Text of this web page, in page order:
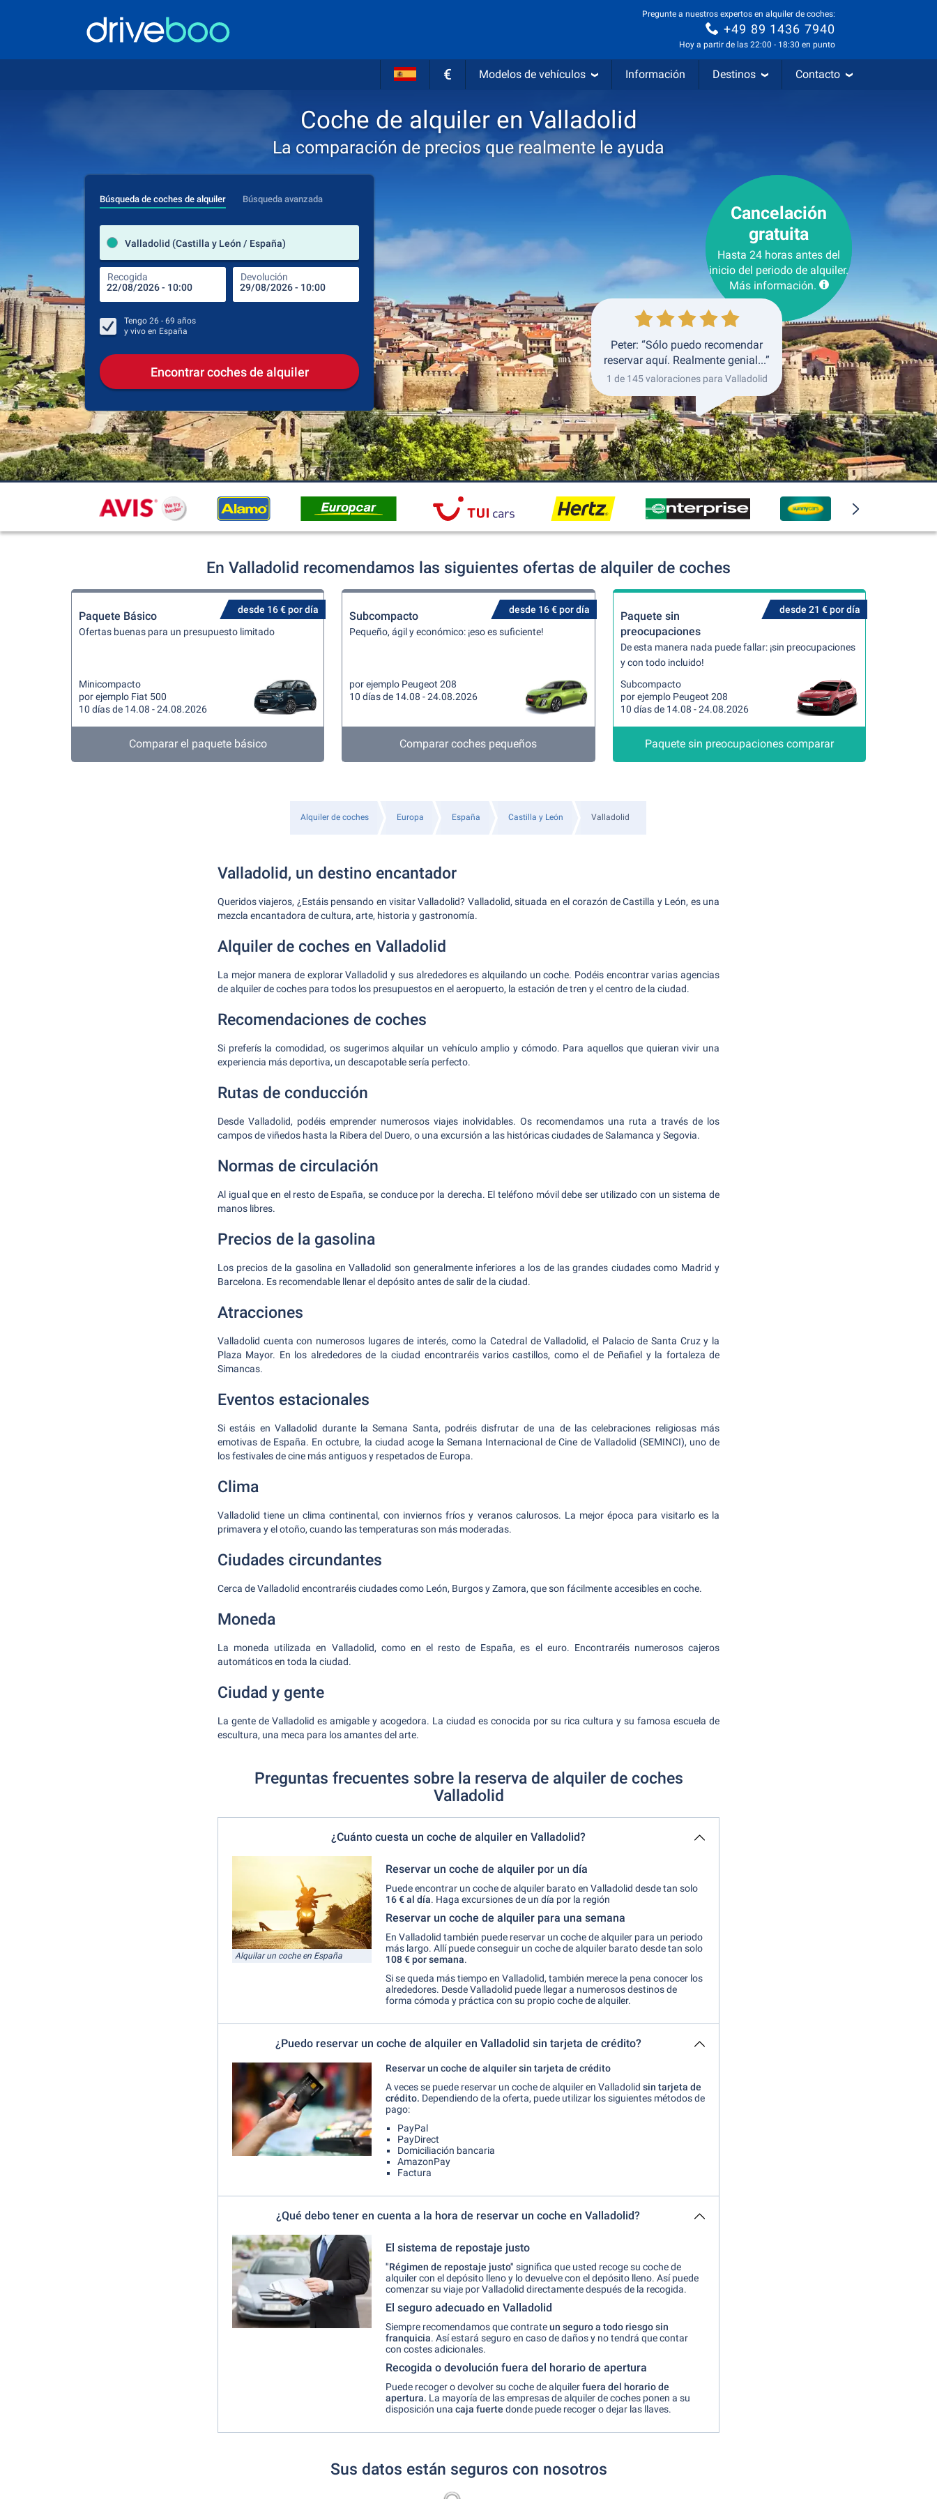
Pregunte a nuestros expertos en alquiler de coches:
+49 89 1436 7940
Hoy a partir de las 22:00 - 18:30 en punto
€ Modelos de vehículos Información Destinos Contacto
Coche de alquiler en Valladolid
La comparación de precios que realmente le ayuda
Búsqueda de coches de alquiler Búsqueda avanzada
Valladolid (Castilla y León / España)
Recogida Devolución
lugar de alquiler
Recogida Devolución
Tengo 26 - 69 años
y vivo en España
Encontrar coches de alquiler
Cancelación
gratuita
Hasta 24 horas antes del
inicio del periodo de alquiler.
Más información.
Peter: “Sólo puedo recomendar
reservar aquí. Realmente genial...”
1 de 145 valoraciones para Valladolid
En Valladolid recomendamos las siguientes ofertas de alquiler de coches
desde 16 € por día
Paquete Básico
Ofertas buenas para un presupuesto limitado
Minicompacto
por ejemplo Fiat 500
10 días de 14.08 - 24.08.2026
Comparar el paquete básico
desde 16 € por día
Subcompacto
Pequeño, ágil y económico: ¡eso es suficiente!
por ejemplo Peugeot 208
10 días de 14.08 - 24.08.2026
Comparar coches pequeños
desde 21 € por día
Paquete sin
preocupaciones
De esta manera nada puede fallar: ¡sin preocupaciones
y con todo incluido!
Subcompacto
por ejemplo Peugeot 208
10 días de 14.08 - 24.08.2026
Paquete sin preocupaciones comparar
Alquiler de coches Europa España Castilla y León Valladolid
Valladolid, un destino encantador
Queridos viajeros, ¿Estáis pensando en visitar Valladolid? Valladolid, situada en el corazón de Castilla y León, es una
mezcla encantadora de cultura, arte, historia y gastronomía.
Alquiler de coches en Valladolid
La mejor manera de explorar Valladolid y sus alrededores es alquilando un coche. Podéis encontrar varias agencias
de alquiler de coches para todos los presupuestos en el aeropuerto, la estación de tren y el centro de la ciudad.
Recomendaciones de coches
Si preferís la comodidad, os sugerimos alquilar un vehículo amplio y cómodo. Para aquellos que quieran vivir una
experiencia más deportiva, un descapotable sería perfecto.
Rutas de conducción
Desde Valladolid, podéis emprender numerosos viajes inolvidables. Os recomendamos una ruta a través de los
campos de viñedos hasta la Ribera del Duero, o una excursión a las históricas ciudades de Salamanca y Segovia.
Normas de circulación
Al igual que en el resto de España, se conduce por la derecha. El teléfono móvil debe ser utilizado con un sistema de
manos libres.
Precios de la gasolina
Los precios de la gasolina en Valladolid son generalmente inferiores a los de las grandes ciudades como Madrid y
Barcelona. Es recomendable llenar el depósito antes de salir de la ciudad.
Atracciones
Valladolid cuenta con numerosos lugares de interés, como la Catedral de Valladolid, el Palacio de Santa Cruz y la
Plaza Mayor. En los alrededores de la ciudad encontraréis varios castillos, como el de Peñafiel y la fortaleza de
Simancas.
Eventos estacionales
Si estáis en Valladolid durante la Semana Santa, podréis disfrutar de una de las celebraciones religiosas más
emotivas de España. En octubre, la ciudad acoge la Semana Internacional de Cine de Valladolid (SEMINCI), uno de
los festivales de cine más antiguos y respetados de Europa.
Clima
Valladolid tiene un clima continental, con inviernos fríos y veranos calurosos. La mejor época para visitarlo es la
primavera y el otoño, cuando las temperaturas son más moderadas.
Ciudades circundantes
Cerca de Valladolid encontraréis ciudades como León, Burgos y Zamora, que son fácilmente accesibles en coche.
Moneda
La moneda utilizada en Valladolid, como en el resto de España, es el euro. Encontraréis numerosos cajeros
automáticos en toda la ciudad.
Ciudad y gente
La gente de Valladolid es amigable y acogedora. La ciudad es conocida por su rica cultura y su famosa escuela de
escultura, una meca para los amantes del arte.
Preguntas frecuentes sobre la reserva de alquiler de coches
Valladolid
¿Cuánto cuesta un coche de alquiler en Valladolid?
Alquilar un coche en España
Reservar un coche de alquiler por un día
Puede encontrar un coche de alquiler barato en Valladolid desde tan solo
16 € al día. Haga excursiones de un día por la región
Reservar un coche de alquiler para una semana
En Valladolid también puede reservar un coche de alquiler para un periodo
más largo. Allí puede conseguir un coche de alquiler barato desde tan solo
108 € porsemana.
Si se queda más tiempo en Valladolid, también merece la pena conocer los
alrededores. Desde Valladolid puede llegar a numerosos destinos de
forma cómoda y práctica con su propio coche de alquiler.
¿Puedo reservar un coche de alquiler en Valladolid sin tarjeta de crédito?
Reservar un coche de alquiler sin tarjeta de crédito
A veces se puede reservar un coche de alquiler en Valladolid sin tarjeta de
crédito. Dependiendo de la oferta, puede utilizar los siguientes métodos de
pago:
PayPal
PayDirect
Domiciliación bancaria
AmazonPay
Factura
¿Qué debo tener en cuenta a la hora de reservar un coche en Valladolid?
El sistema de repostaje justo
"Régimen de repostaje justo" significa que usted recoge su coche de
alquiler con el depósito lleno y lo devuelve con el depósito lleno. Así puede
comenzar su viaje por Valladolid directamente después de la recogida.
El seguro adecuado en Valladolid
Siempre recomendamos que contrateun seguro a todo riesgo sin
franquicia. Así estará seguro en caso de daños y no tendrá que contar
con costes adicionales.
Recogida o devolución fuera del horario de apertura
Puede recoger o devolver su coche de alquilerfuera del horario de
apertura. La mayoría de las empresas de alquiler de coches ponen a su
disposición una caja fuerte donde puede recoger o dejar las llaves.
Sus datos están seguros con nosotros